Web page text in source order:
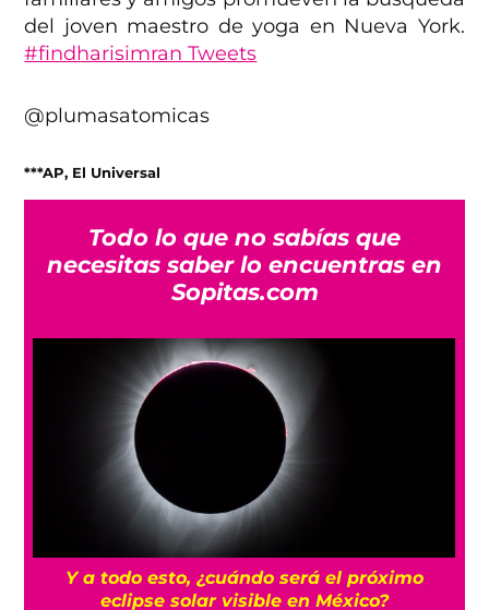
del joven maestro de yoga en Nueva York.
#findharisimran Tweets
@plumasatomicas
***AP, El Universal
Todo lo que no sabías que
necesitas saber lo encuentras en
Sopitas.com
¿Qué es el ‘fracking’ y por qué genera tanta